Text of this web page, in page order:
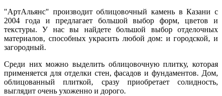
"АртАльянс" производит облицовочный камень в Казани с
2004 года и предлагает большой выбор форм, цветов и
текстуры. У нас вы найдете большой выбор отделочных
материалов, способных украсить любой дом: и городской, и
загородный.
Среди них можно выделить облицовочную плитку, которая
применяется для отделки стен, фасадов и фундаментов. Дом,
облицованный плиткой, сразу приобретает солидность,
выглядит очень ухоженно и дорого.